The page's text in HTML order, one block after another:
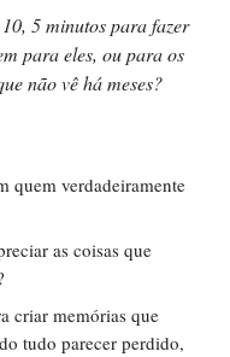
5 minutos para fazer
para eles, ou para os
não vê há meses?
quem verdadeiramente
as coisas que
criar memórias que
tudo parecer perdido,